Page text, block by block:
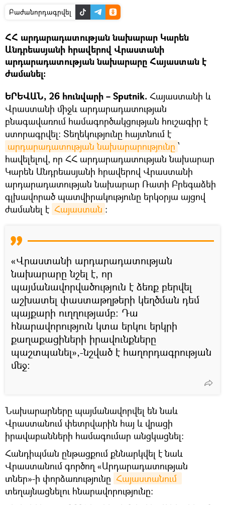
Բաժանորդագրվել
ՀՀ արդարադատության նախարար Կարեն
Անդրեասյանի հրավերով Վրաստանի
արդարադատության նախարարը Հայաստան է
ժամանել։
ԵՐԵՎԱՆ, 26 հունվարի – Sputnik. Հայաստանի և
Վրաստանի միջև արդարադատության
բնագավառում համագործակցության հուշագիր է
ստորագրվել։ Տեղեկությունը հայտնում է
արդարադատության նախարարությունը ՝
հավելելով, որ ՀՀ արդարադատության նախարար
Կարեն Անդրեասյանի հրավերով Վրաստանի
արդարադատության նախարար Ռատի Բրեգաձեի
գլխավորած պատվիրակությունը երկօրյա այցով
ժամանել է Հայաստան ։
«Վրաստանի արդարադատության
նախարարը նշել է, որ
պայմանավորվածություն է ձեռք բերվել
աշխատել փաստաթղթերի կեղծման դեմ
պայքարի ուղղությամբ։ Դա
հնարավորություն կտա երկու երկրի
քաղաքացիների իրավունքները
պաշտպանել»,-նշված է հաղորդագրության
մեջ։
Նախարարները պայմանավորվել են նաև
Վրաստանում փետրվարին հայ և վրացի
իրավաբանների համագումար անցկացնել:
Հանդիպման ընթացքում քննարկվել է նաև
Վրաստանում գործող «Արդարադատության
տներ»-ի փորձառությունը
տեղայնացնելու հնարավորությունը։